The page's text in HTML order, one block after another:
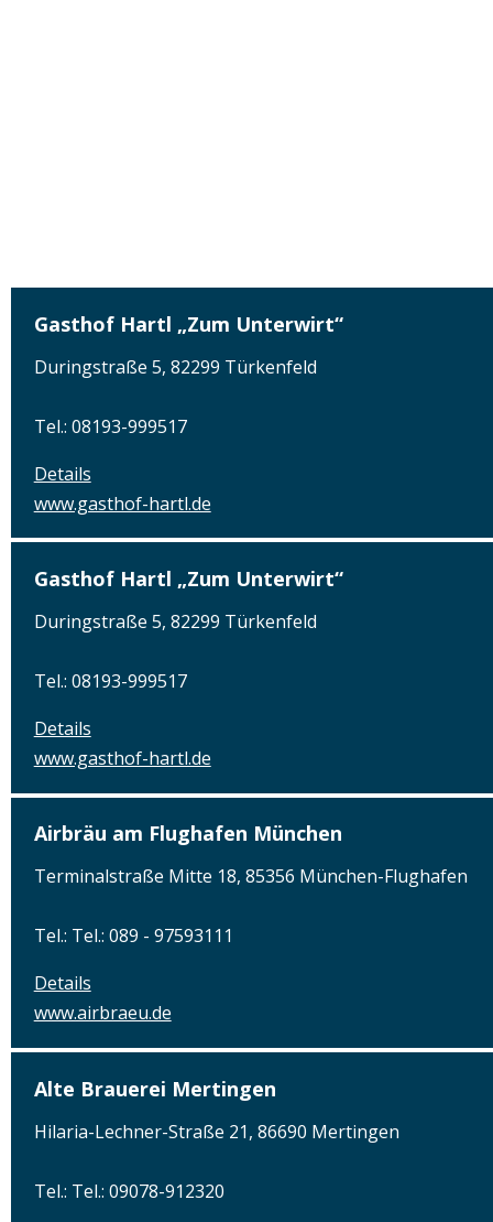
Gasthof Hartl „Zum Unterwirt“
Duringstraße 5, 82299 Türkenfeld
Tel.: 08193-999517
Details
www.gasthof-hartl.de
Gasthof Hartl „Zum Unterwirt“
Duringstraße 5, 82299 Türkenfeld
Tel.: 08193-999517
Details
www.gasthof-hartl.de
Airbräu am Flughafen München
Terminalstraße Mitte 18, 85356 München-Flughafen
Tel.: Tel.: 089 - 97593111
Details
www.airbraeu.de
Alte Brauerei Mertingen
Hilaria-Lechner-Straße 21, 86690 Mertingen
Tel.: Tel.: 09078-912320